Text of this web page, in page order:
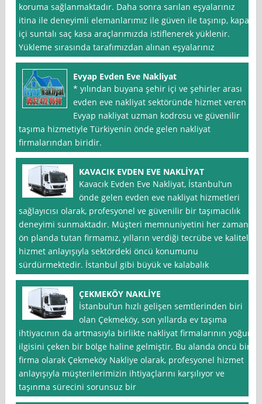
koruma sağlanmaktadır. Daha sonra sarılan eşyalarınız
itina ile deneyimli elemanlarımız ile güven ile taşınıp, kapalı
içi suntalı saç kasa araçlarımızda istiflenerek yüklenir.
Yükleme sırasında tarafımızdan alınan eşyalarınız
Evyap Evden Eve Nakliyat
* yılından buyana şehir içi ve şehirler arası
evden eve nakliyat sektöründe hizmet veren
Evyap nakliyat uzman kodrosu ve güvenilir
taşıma hizmetiyle Türkiyenin önde gelen nakliyat
firmalarından biridir.
KAVACIK EVDEN EVE NAKLİYAT
Kavacık Evden Eve Nakliyat, İstanbul‘un
önde gelen evden eve nakliyat hizmetleri
sağlayıcısı olarak, profesyonel ve güvenilir bir taşımacılık
deneyimi sunmaktadır. Müşteri memnuniyetini her zaman
ön planda tutan firmamız, yılların verdiği tecrübe ve kaliteli
hizmet anlayışıyla sektördeki öncü konumunu
sürdürmektedir. İstanbul gibi büyük ve kalabalık
ÇEKMEKÖY NAKLİYE
İstanbul’un hızlı gelişen semtlerinden biri
olan Çekmeköy, son yıllarda ev taşıma
ihtiyacının da artmasıyla birlikte nakliyat firmalarının yoğun
ilgisini çeken bir bölge haline gelmiştir. Bu alanda öncü bir
firma olarak Çekmeköy Nakliye olarak, profesyonel hizmet
anlayışıyla müşterilerimizin ihtiyaçlarını karşılıyor ve
taşınma sürecini sorunsuz bir